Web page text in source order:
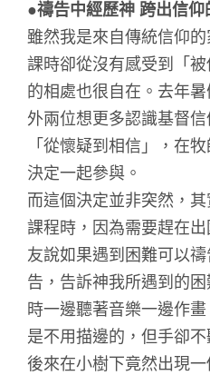
●禱告中經歷神 跨出信仰
雖然我是來自傳統信仰
課時卻從沒有感受到「
的相處也很自在。去年
外兩位想更多認識基督
「從懷疑到相信」，在
決定一起參與。
而這個決定並非突然，其
課程時，因為需要趕在
友說如果遇到困難可以
告，告訴神我所遇到的
時一邊聽著音樂一邊作
是不用描邊的，但手卻
後來在小樹下竟然出現一